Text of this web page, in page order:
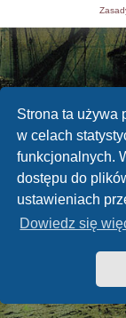
Strona ta używa
w celach
funkcjonalnych.
dostępu do
ustawieniach
Dowiedz się